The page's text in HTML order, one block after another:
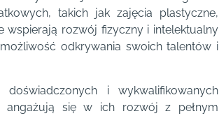
takich jak zajęcia plastyczne,
wspierają rozwój fizyczny i intelektualny
odkrywania swoich talentów i
i wykwalifikowanych
się w ich rozwój z pełnym